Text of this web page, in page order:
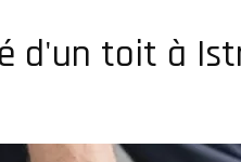
d'un toit à